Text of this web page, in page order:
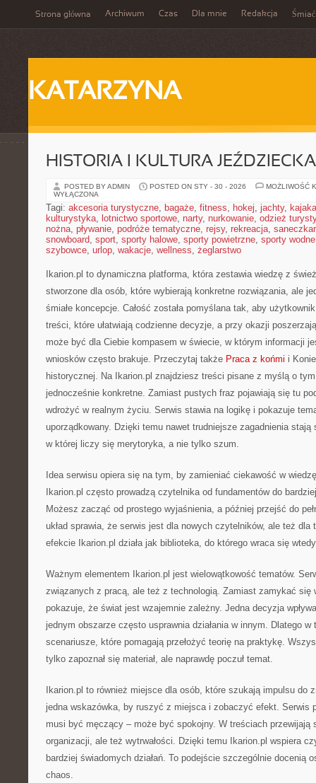
Strona główna Archiwum Czas Dla mnie Redakcja Śmiać
KATARZYNA
HISTORIA I KULTURA JEŹDZIECKA
POSTED BY ADMIN POSTED ON STY - 30 - 2026
MOŻLIWOŚĆ
WYŁĄCZONA
Tagi: akcesoria turystyczne, bagaże, fitness, hokej, jachty,
kulturystyka, lotnictwo sportowe, narty, nurkowanie, odzież
nożna, pływanie, podróże tematyczne, rejsy, rekreacja,
snowboard, sport, sporty halowe, sporty powietrzne, sporty wodne
szybowce, urlop, wakacje, wellness, żeglarstwo
Ikarion.pl to dynamiczna platforma, która zestawia wiedzę z
stworzone dla osób, które wybierają konkretne rozwiązania, ale
śmiałe koncepcje. Całość została pomyślana tak, aby
treści, które ułatwiają codzienne decyzje, a przy okazji
może być dla Ciebie kompasem w świecie, w którym informacji
wniosków często brakuje. Przeczytaj także Praca z końmi i
historycznej. Na Ikarion.pl znajdziesz treści pisane z myślą o
jednocześnie konkretne. Zamiast pustych fraz pojawiają się tu
wdrożyć w realnym życiu. Serwis stawia na logikę i pokazuje
uporządkowany. Dzięki temu nawet trudniejsze zagadnienia
w której liczy się merytoryka, a nie tylko szum.
Idea serwisu opiera się na tym, by zamieniać ciekawość w
Ikarion.pl często prowadzą czytelnika od fundamentów do
Możesz zacząć od prostego wyjaśnienia, a później przejść do
układ sprawia, że serwis jest dla nowych czytelników, ale też
efekcie Ikarion.pl działa jak biblioteka, do którego wraca się
Ważnym elementem Ikarion.pl jest wielowątkowość tematów.
związanych z pracą, ale też z technologią. Zamiast zamykać się
pokazuje, że świat jest wzajemnie zależny. Jedna decyzja
jednym obszarze często usprawnia działania w innym. Dlatego
scenariusze, które pomagają przełożyć teorię na praktykę.
tylko zapoznał się materiał, ale naprawdę poczuł temat.
Ikarion.pl to również miejsce dla osób, które szukają impulsu do
jedna wskazówka, by ruszyć z miejsca i zobaczyć efekt. Serwis
musi być męczący – może być spokojny. W treściach przewijają
organizacji, ale też wytrwałości. Dzięki temu Ikarion.pl wspiera
bardziej świadomych działań. To podejście szczególnie docenią
chaos.